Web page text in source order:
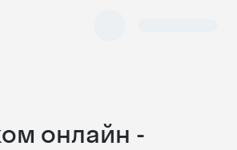
онлайн -